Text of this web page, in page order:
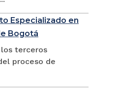
Especializado en
Bogotá
terceros
proceso de